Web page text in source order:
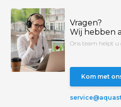
Vragen?
Wij hebben
Ons team helpt u
Kom met